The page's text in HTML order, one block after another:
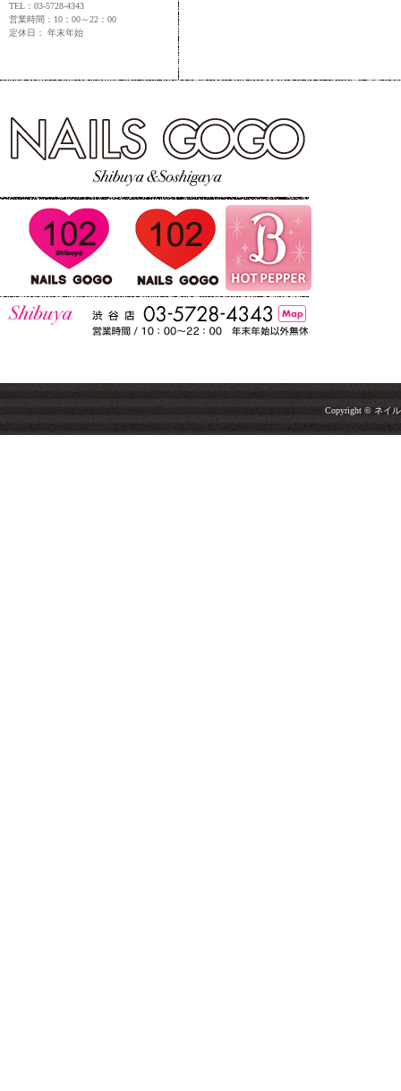
TEL：03-5728-4343
営業時間：10：00～22：00
定休日： 年末年始
Copyright © ネイル